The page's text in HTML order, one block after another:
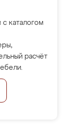
каталогом
расчёт